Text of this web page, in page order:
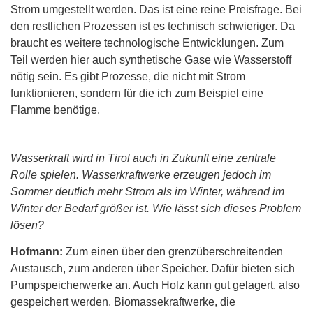
Strom umgestellt werden. Das ist eine reine Preisfrage. Bei
den restlichen Prozessen ist es technisch schwieriger. Da
braucht es weitere technologische Entwicklungen. Zum
Teil werden hier auch synthetische Gase wie Wasserstoff
nötig sein. Es gibt Prozesse, die nicht mit Strom
funktionieren, sondern für die ich zum Beispiel eine
Flamme benötige.
Wasserkraft wird in Tirol auch in Zukunft eine zentrale
Rolle spielen. Wasserkraftwerke erzeugen jedoch im
Sommer deutlich mehr Strom als im Winter, während im
Winter der Bedarf größer ist. Wie lässt sich dieses Problem
lösen?
Hofmann: Zum einen über den grenzüberschreitenden
Austausch, zum anderen über Speicher. Dafür bieten sich
Pumpspeicherwerke an. Auch Holz kann gut gelagert, also
gespeichert werden. Biomassekraftwerke, die